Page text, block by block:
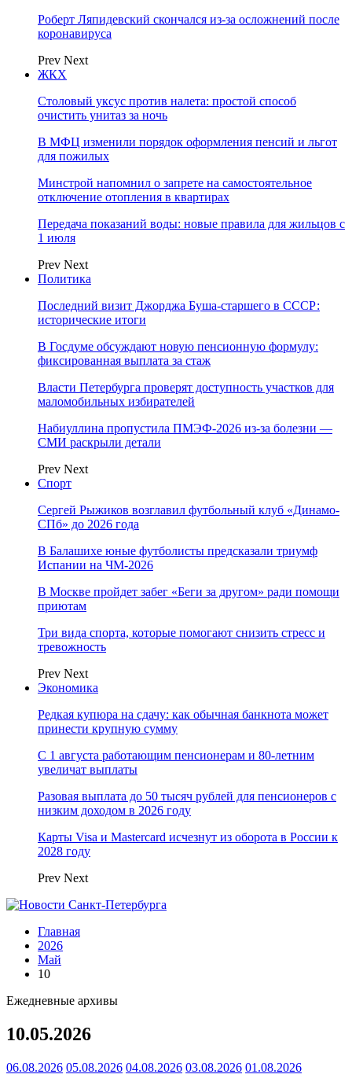
Роберт Ляпидевский скончался из-за осложнений после
коронавируса
Prev Next
ЖКХ
Столовый уксус против налета: простой способ
очистить унитаз за ночь
В МФЦ изменили порядок оформления пенсий и льгот
для пожилых
Минстрой напомнил о запрете на самостоятельное
отключение отопления в квартирах
Передача показаний воды: новые правила для жильцов с
1 июля
Prev Next
Политика
Последний визит Джорджа Буша-старшего в СССР:
исторические итоги
В Госдуме обсуждают новую пенсионную формулу:
фиксированная выплата за стаж
Власти Петербурга проверят доступность участков для
маломобильных избирателей
Набиуллина пропустила ПМЭФ-2026 из-за болезни —
СМИ раскрыли детали
Prev Next
Спорт
Сергей Рыжиков возглавил футбольный клуб «Динамо-
СПб» до 2026 года
В Балашихе юные футболисты предсказали триумф
Испании на ЧМ-2026
В Москве пройдет забег «Беги за другом» ради помощи
приютам
Три вида спорта, которые помогают снизить стресс и
тревожность
Prev Next
Экономика
Редкая купюра на сдачу: как обычная банкнота может
принести крупную сумму
С 1 августа работающим пенсионерам и 80-летним
увеличат выплаты
Разовая выплата до 50 тысяч рублей для пенсионеров с
низким доходом в 2026 году
Карты Visa и Mastercard исчезнут из оборота в России к
2028 году
Prev Next
Главная
2026
Май
10
Ежедневные архивы
10.05.2026
06.08.2026 05.08.2026 04.08.2026 03.08.2026 01.08.2026